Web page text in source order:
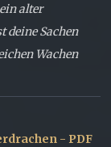
alter
deine Sachen
Wachen
- PDF